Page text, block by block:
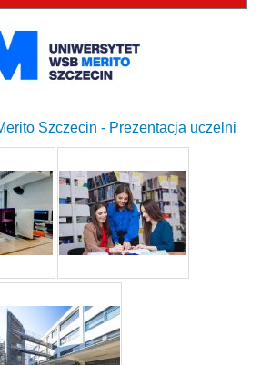
Szczecin - Prezentacja uczelni